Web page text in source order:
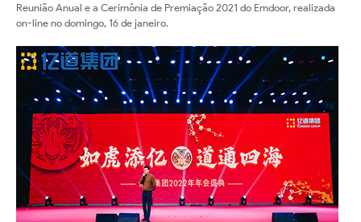
Virtual
Reunião Anual e a Cerimônia de Premiação 2021 do Emdoor, realizada
on-line no domingo, 16 de janeiro.